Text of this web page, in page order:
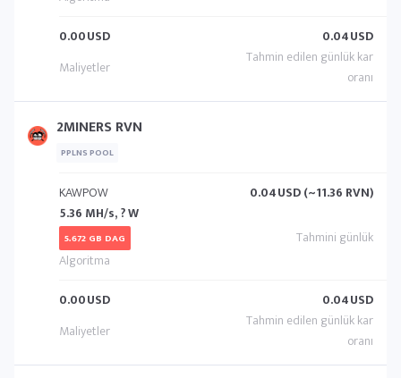
0.00USD 0.04USD
2MINERS RVN
PPLNS POOL
KAWPOW
5.36 MH/s, ? W
5.672 GB DAG
0.04USD (~11.36 RVN)
0.00USD 0.04USD